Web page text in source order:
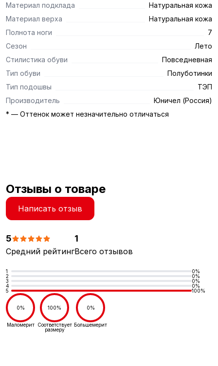
Материал подклада
Натуральная кожа
Материал верха
Натуральная кожа
Полнота ноги
7
Сезон
Лето
Стилистика обуви
Повседневная
Тип обуви
Полуботинки
Тип подошвы
ТЭП
Производитель
Юничел (Россия)
* — Оттенок может незначительно отличаться
Отзывы о товаре
Написать отзыв
5
Средний рейтинг
1
Всего отзывов
1
0%
2
0%
3
0%
4
0%
5
100%
0%
Маломерит
100%
Соответствует
размеру
0%
Большемерит